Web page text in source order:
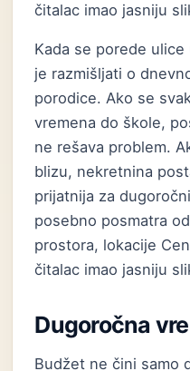
čitalac imao jasniju
Kada se porede
je razmišljati o
porodice. Ako se
vremena do škole,
ne rešava problem.
blizu, nekretnina
prijatnija za
posebno posmatra
prostora, lokacije
čitalac imao jasniju
Dugoročna
Budžet ne čini samo